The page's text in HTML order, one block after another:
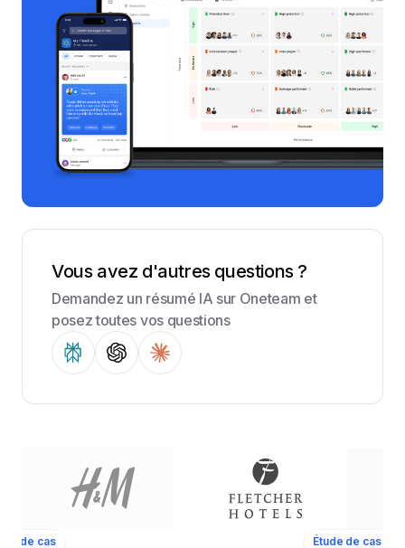
Vous avez d'autres questions ?
Demandez un résumé IA sur Oneteam et
posez toutes vos questions
de cas Étude de cas